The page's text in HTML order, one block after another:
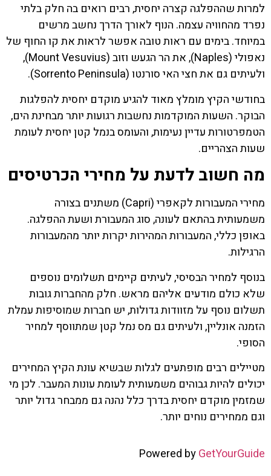
למרות שההפלגה קצרה יחסית, רבים רואים בה חלק בלתי
נפרד מהחוויה עצמה. הנוף לאורך הדרך נחשב מרשים
במיוחד. בימים עם ראות טובה אפשר לראות את קו החוף של
נאפולי (Naples), את הר הגעש וזוב (Mount Vesuvius),
ולעיתים גם את חצי האי סורנטו (Sorrento Peninsula).
בחודשי הקיץ מומלץ מאוד להגיע מוקדם יחסית להפלגות
הבוקר. השעות המוקדמות נחשבות רגועות יותר מבחינת הים,
הטמפרטורות עדיין נעימות, והעומס בנמל קטן יחסית לעומת
שעות הצהריים.
מה חשוב לדעת על מחירי הכרטיסים
מחירי המעבורות לקאפרי (Capri) משתנים בצורה
משמעותית בהתאם לעונה, סוג המעבורת ושעת ההפלגה.
באופן כללי, המעבורות המהירות יקרות יותר מהמעבורות
הרגילות.
בנוסף למחיר הבסיסי, לעיתים קיימים תשלומים נוספים
שלא כולם מודעים אליהם מראש. חלק מהחברות גובות
תשלום נוסף על מזוודות גדולות, יש חברות שמוסיפות עמלת
הזמנה אונליין, ולעיתים גם מס נמל קטן שמתווסף למחיר
הסופי.
מטיילים רבים מופתעים לגלות שבשיא עונת הקיץ המחירים
יכולים להיות גבוהים משמעותית לעומת עונות המעבר. לכן מי
שמזמין מוקדם יחסית בדרך כלל נהנה גם ממבחר גדול יותר
וגם ממחירים נוחים יותר.
Powered byGetYourGuide